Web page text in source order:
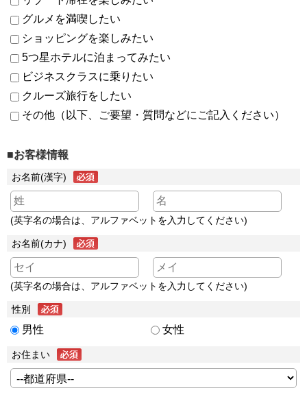
グルメを満喫したい
ショッピングを楽しみたい
5つ星ホテルに泊まってみたい
ビジネスクラスに乗りたい
クルーズ旅行をしたい
その他（以下、ご要望・質問などにご記入ください）
■お客様情報
お名前(漢字)
(英字名の場合は、アルファベットを入力してください)
お名前(カナ)
(英字名の場合は、アルファベットを入力してください)
性別
男性 女性
お住まい